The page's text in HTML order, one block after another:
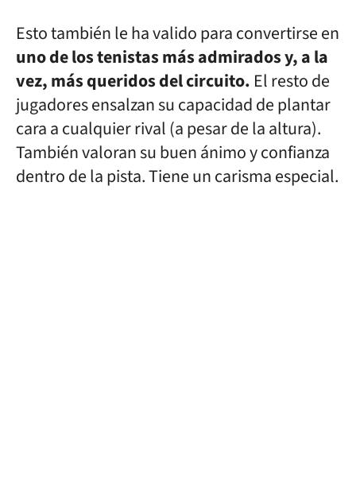
Esto también le ha valido para convertirse en
uno de los tenistas más admirados y, a la
vez, más queridos del circuito. El resto de
jugadores ensalzan su capacidad de plantar
cara a cualquier rival (a pesar de la altura).
También valoran su buen ánimo y confianza
dentro de la pista. Tiene un carisma especial.